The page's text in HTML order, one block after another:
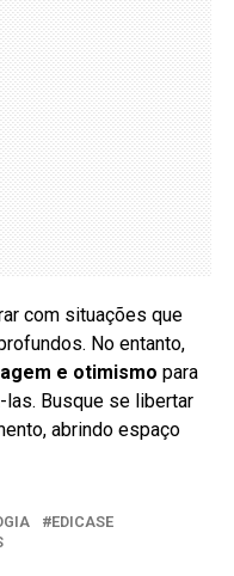
com situações que
No entanto,
e otimismo para
Busque se libertar
abrindo espaço
EDICASE